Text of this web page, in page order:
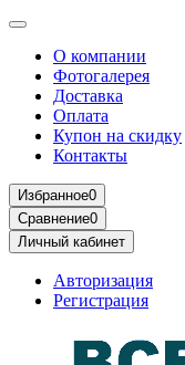
О компании
Фотогалерея
Доставка
Оплата
Купон на скидку
Контакты
Избранное0
Сравнение0
Личный кабинет
Авторизация
Регистрация